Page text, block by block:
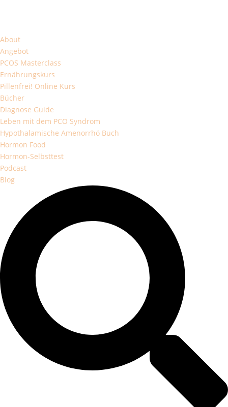
About
Angebot
PCOS Masterclass
Ernährungskurs
Pillenfrei! Online Kurs
Bücher
Diagnose Guide
Leben mit dem PCO Syndrom
Hypothalamische Amenorrhö Buch
Hormon Food
Hormon-Selbsttest
Podcast
Blog